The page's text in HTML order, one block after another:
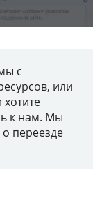
с
или
хотите
к нам. Мы
переезде